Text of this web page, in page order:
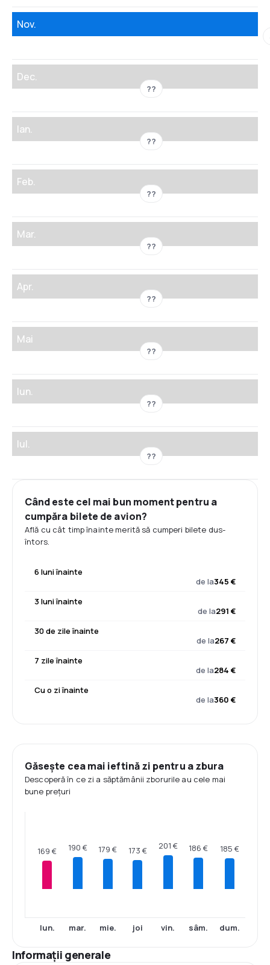
Nov.
Dec.
??
Ian.
??
Feb.
??
Mar.
??
Apr.
??
Mai
??
Iun.
??
Iul.
??
Când este cel mai bun moment pentru a
cumpăra bilete de avion?
Află cu cât timp înainte merită să cumperi bilete dus-
întors.
6 luni înainte
de la345 €
3 luni înainte
de la291 €
30 de zile înainte
de la267 €
7 zile înainte
de la284 €
Cu o zi înainte
de la360 €
Găsește cea mai ieftină zi pentru a zbura
Descoperă în ce zi a săptămânii zborurile au cele mai
bune prețuri
169 €
lun.
190 €
mar.
179 €
mie.
173 €
joi
201 €
vin.
186 €
sâm.
185 €
dum.
Informații generale